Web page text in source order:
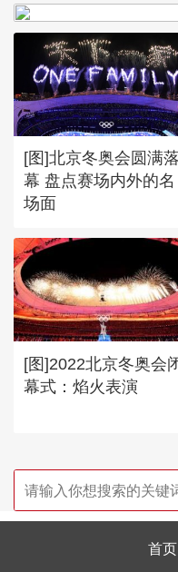
[图]北京冬奥会圆满落
幕 盘点赛场内外的名
场面
[图]2022北京冬奥会
幕式：焰火表演
首页